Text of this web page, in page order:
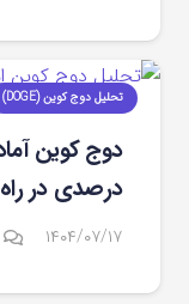
تحلیل دوج کوین (DOGE)
درصدی در
۱۴۰۴/۰۷/۱۷